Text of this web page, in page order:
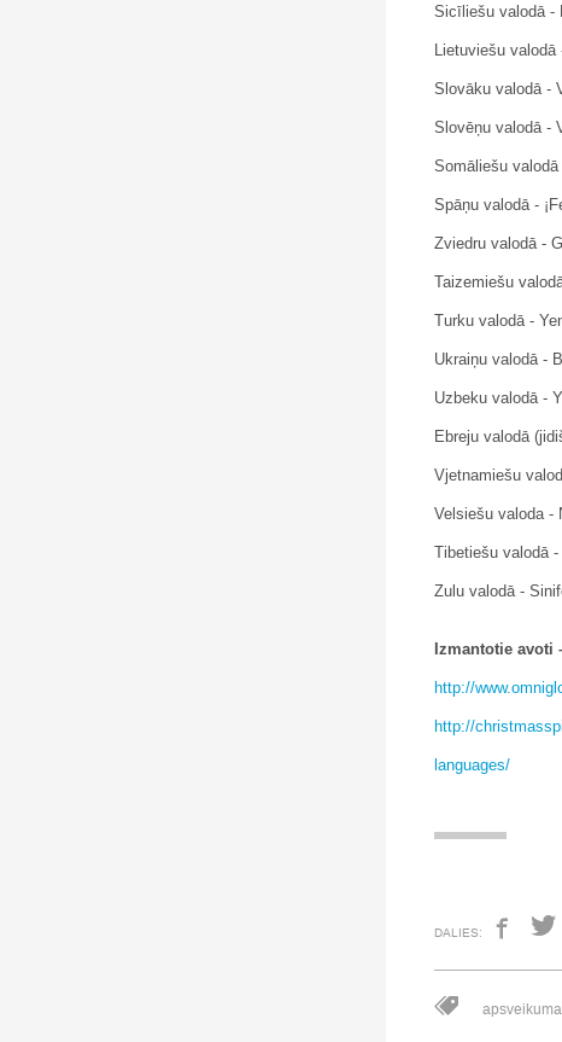
Sicīliešu valodā -
Lietuviešu
Slovāku valodā -
Slovēņu valodā -
Somāliešu
Spāņu valodā -
Zviedru valodā -
Taizemiešu
Turku valodā -
Ukraiņu valodā -
Uzbeku valodā -
Vjetnamiešu
Velsiešu valoda -
Tibetiešu valodā -
Zulu valodā -
Izmantotie avoti
http://
http://
languages/
DALIES: